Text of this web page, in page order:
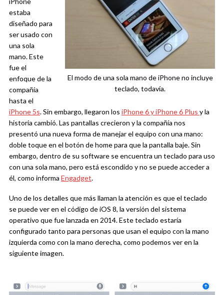
El modo de una sola mano de iPhone no incluye
teclado, todavía.
estaba
diseñado para
ser usado con
una sola
mano. Este
fue el
enfoque de la
compañía
hasta el
iPhone 5s. Sin embargo, llegaron los iPhone 6 y iPhone 6 Plus y la
historia cambió. Las pantallas crecieron y la compañía nos
presentó una nueva forma de manejar el equipo con una mano:
doble toque en el botón de home para que la pantalla baje. Sin
embargo, dentro de su software se encuentra un teclado para uso
con una sola mano, pero está escondido y no se puede acceder a
él, como informa Engadget.
Uno de los detalles que más llaman la atención es que el teclado
se puede ver en el código de iOS 8, la versión del sistema
operativo que fue lanzada en 2014. Este teclado estaría
configurado tanto para personas que usan el equipo con la mano
izquierda como con la mano derecha, como podemos ver en la
siguiente imagen.